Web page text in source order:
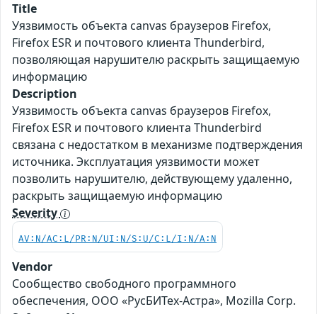
Title
Уязвимость объекта canvas браузеров Firefox,
Firefox ESR и почтового клиента Thunderbird,
позволяющая нарушителю раскрыть защищаемую
информацию
Description
Уязвимость объекта canvas браузеров Firefox,
Firefox ESR и почтового клиента Thunderbird
связана с недостатком в механизме подтверждения
источника. Эксплуатация уязвимости может
позволить нарушителю, действующему удаленно,
раскрыть защищаемую информацию
Severity
AV:N/AC:L/PR:N/UI:N/S:U/C:L/I:N/A:N
Vendor
Сообщество свободного программного
обеспечения, ООО «РусБИТех-Астра», Mozilla Corp.